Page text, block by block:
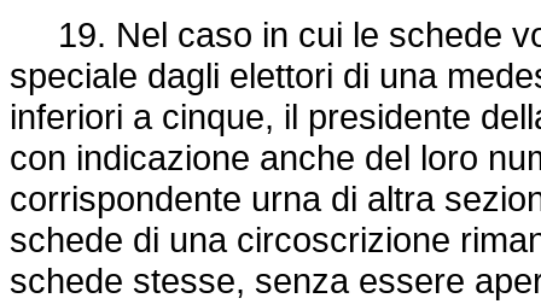
19. Nel caso in cui le schede
speciale dagli elettori di una
inferiori a cinque, il presidente
con indicazione anche del loro
corrispondente urna di altra
schede di una circoscrizione
schede stesse, senza essere